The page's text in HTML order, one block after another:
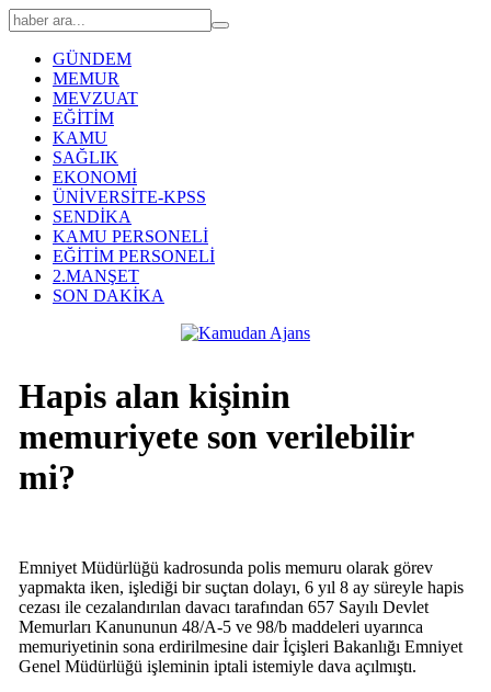
GÜNDEM
MEMUR
MEVZUAT
EĞİTİM
KAMU
SAĞLIK
EKONOMİ
ÜNİVERSİTE-KPSS
SENDİKA
KAMU PERSONELİ
EĞİTİM PERSONELİ
2.MANŞET
SON DAKİKA
Hapis alan kişinin
memuriyete son verilebilir
mi?
Emniyet Müdürlüğü kadrosunda polis memuru olarak görev
yapmakta iken, işlediği bir suçtan dolayı, 6 yıl 8 ay süreyle hapis
cezası ile cezalandırılan davacı tarafından 657 Sayılı Devlet
Memurları Kanununun 48/A-5 ve 98/b maddeleri uyarınca
memuriyetinin sona erdirilmesine dair İçişleri Bakanlığı Emniyet
Genel Müdürlüğü işleminin iptali istemiyle dava açılmıştı.